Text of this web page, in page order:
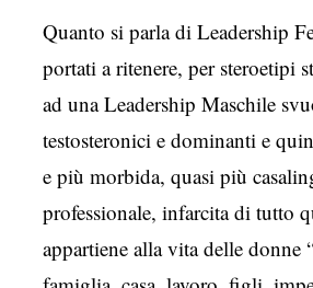
Quanto si parla di Leadership
portati a ritenere, per steroetipi
ad una Leadership Maschile
testosteronici e dominanti e
e più morbida, quasi più
professionale, infarcita di tutto
appartiene alla vita delle donne